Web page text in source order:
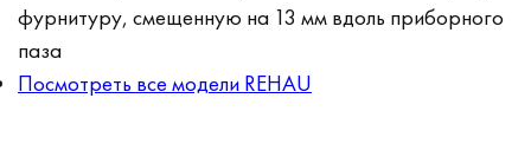
фурнитуру, смещенную на 13 мм вдоль приборного
паза
Посмотреть все модели REHAU